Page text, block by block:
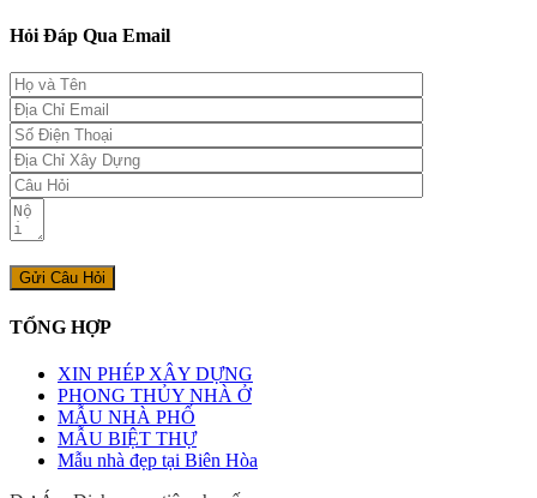
Hỏi Đáp Qua Email
TỔNG HỢP
XIN PHÉP XÂY DỰNG
PHONG THỦY NHÀ Ở
MẪU NHÀ PHỐ
MẪU BIỆT THỰ
Mẫu nhà đẹp tại Biên Hòa